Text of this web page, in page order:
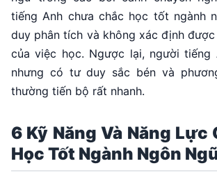
tiếng Anh chưa chắc học tốt ngành
duy phân tích và không xác định
của việc học. Ngược lại, người tiếng
nhưng có tư duy sắc bén và
thường tiến bộ rất nhanh.
6 Kỹ Năng Và Năng Lực
Học Tốt Ngành Ngôn